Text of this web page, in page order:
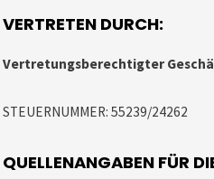
VERTRETEN DURCH:
Vertretungsberechtigter
STEUERNUMMER: 55239/24262
QUELLENANGABEN FÜR